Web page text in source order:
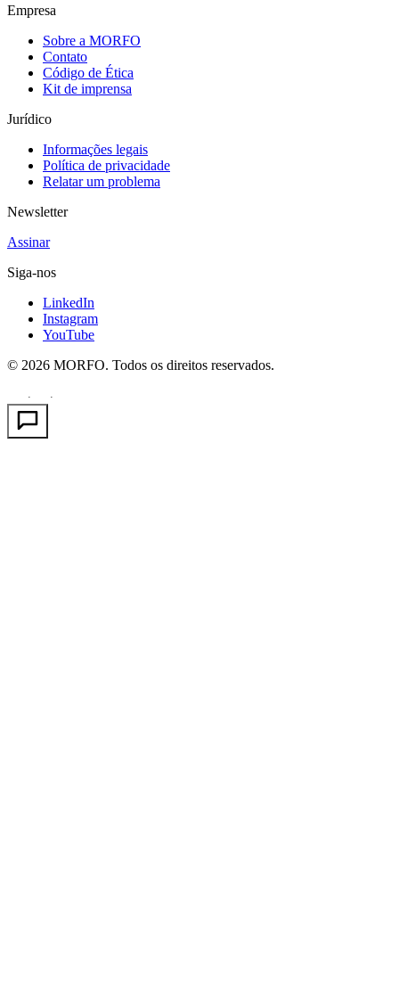
Empresa
Sobre a MORFO
Contato
Código de Ética
Kit de imprensa
Jurídico
Informações legais
Política de privacidade
Relatar um problema
Newsletter
Assinar
Siga-nos
LinkedIn
Instagram
YouTube
© 2026 MORFO. Todos os direitos reservados.
· ·